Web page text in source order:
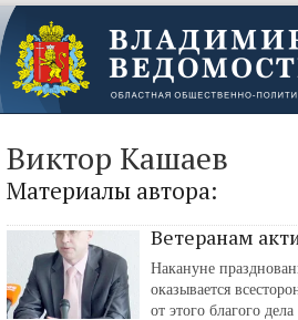
Виктор Кашаев
Материалы автора:
Ветеранам
Накануне
оказывается
от этого благого